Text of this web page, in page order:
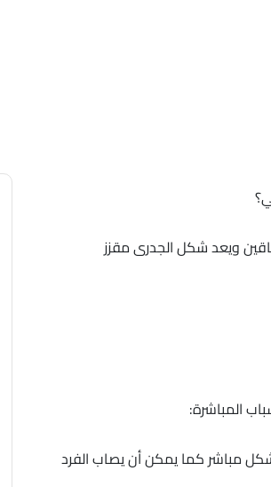
ويعد شكل الجدرى مقزز
المباشرة:
مباشر كما يمكن أن يصاب الفرد